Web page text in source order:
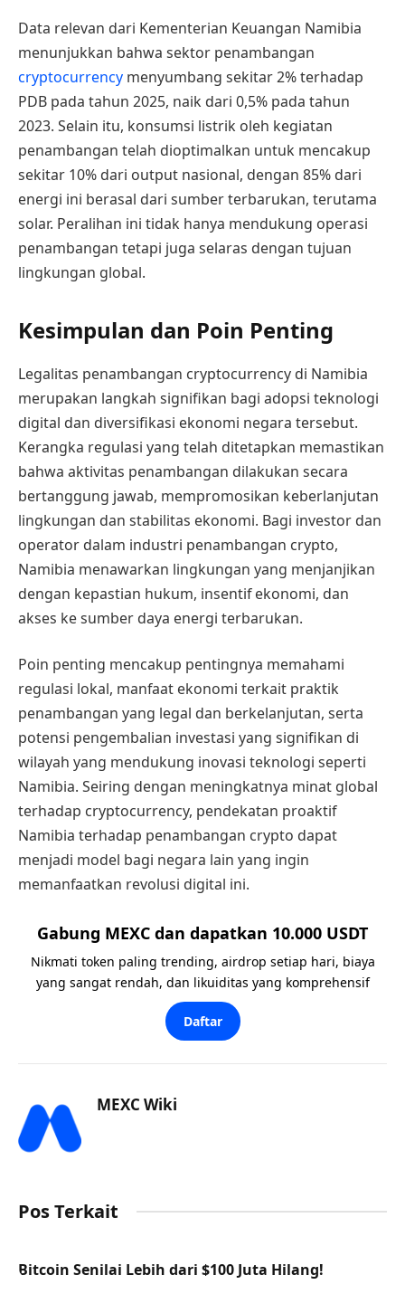
Data relevan dari Kementerian Keuangan Namibia
menunjukkan bahwa sektor penambangan
cryptocurrency menyumbang sekitar 2% terhadap
PDB pada tahun 2025, naik dari 0,5% pada tahun
2023. Selain itu, konsumsi listrik oleh kegiatan
penambangan telah dioptimalkan untuk mencakup
sekitar 10% dari output nasional, dengan 85% dari
energi ini berasal dari sumber terbarukan, terutama
solar. Peralihan ini tidak hanya mendukung operasi
penambangan tetapi juga selaras dengan tujuan
lingkungan global.
Kesimpulan dan Poin Penting
Legalitas penambangan cryptocurrency di Namibia
merupakan langkah signifikan bagi adopsi teknologi
digital dan diversifikasi ekonomi negara tersebut.
Kerangka regulasi yang telah ditetapkan memastikan
bahwa aktivitas penambangan dilakukan secara
bertanggung jawab, mempromosikan keberlanjutan
lingkungan dan stabilitas ekonomi. Bagi investor dan
operator dalam industri penambangan crypto,
Namibia menawarkan lingkungan yang menjanjikan
dengan kepastian hukum, insentif ekonomi, dan
akses ke sumber daya energi terbarukan.
Poin penting mencakup pentingnya memahami
regulasi lokal, manfaat ekonomi terkait praktik
penambangan yang legal dan berkelanjutan, serta
potensi pengembalian investasi yang signifikan di
wilayah yang mendukung inovasi teknologi seperti
Namibia. Seiring dengan meningkatnya minat global
terhadap cryptocurrency, pendekatan proaktif
Namibia terhadap penambangan crypto dapat
menjadi model bagi negara lain yang ingin
memanfaatkan revolusi digital ini.
Gabung MEXC dan dapatkan 10.000 USDT
Nikmati token paling trending, airdrop setiap hari, biaya
yang sangat rendah, dan likuiditas yang komprehensif
Daftar
MEXC Wiki
Pos Terkait
Bitcoin Senilai Lebih dari $100 Juta Hilang!